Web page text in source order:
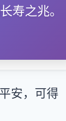
寿之兆。
安，可得